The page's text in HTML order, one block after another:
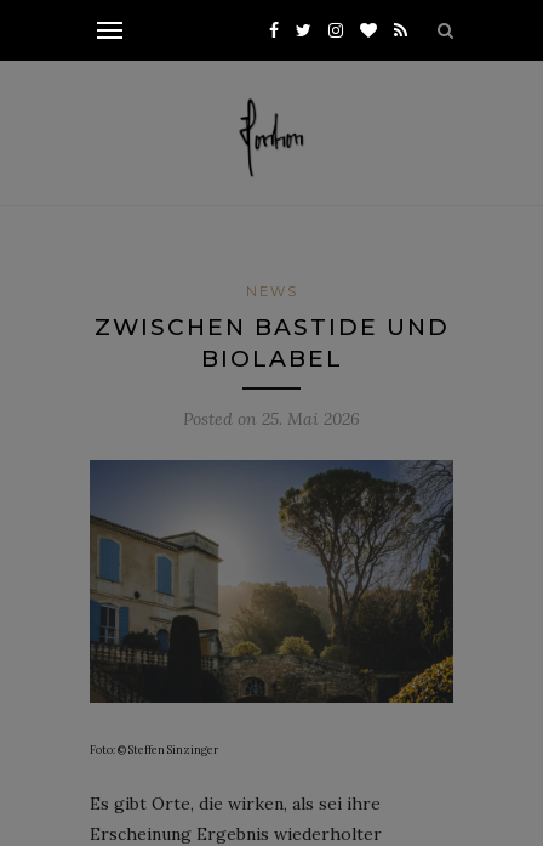
NEWS
ZWISCHEN BASTIDE UND
BIOLABEL
Posted on 25. Mai 2026
Foto: © Steffen Sinzinger
Es gibt Orte, die wirken, als sei ihre
Erscheinung Ergebnis wiederholter